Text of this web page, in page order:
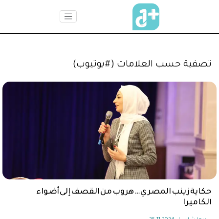
تصفية حسب العلامات (#يوتيوب)
حكاية زينب المصري … هروب من القصف إلى أضواء
الكاميرا